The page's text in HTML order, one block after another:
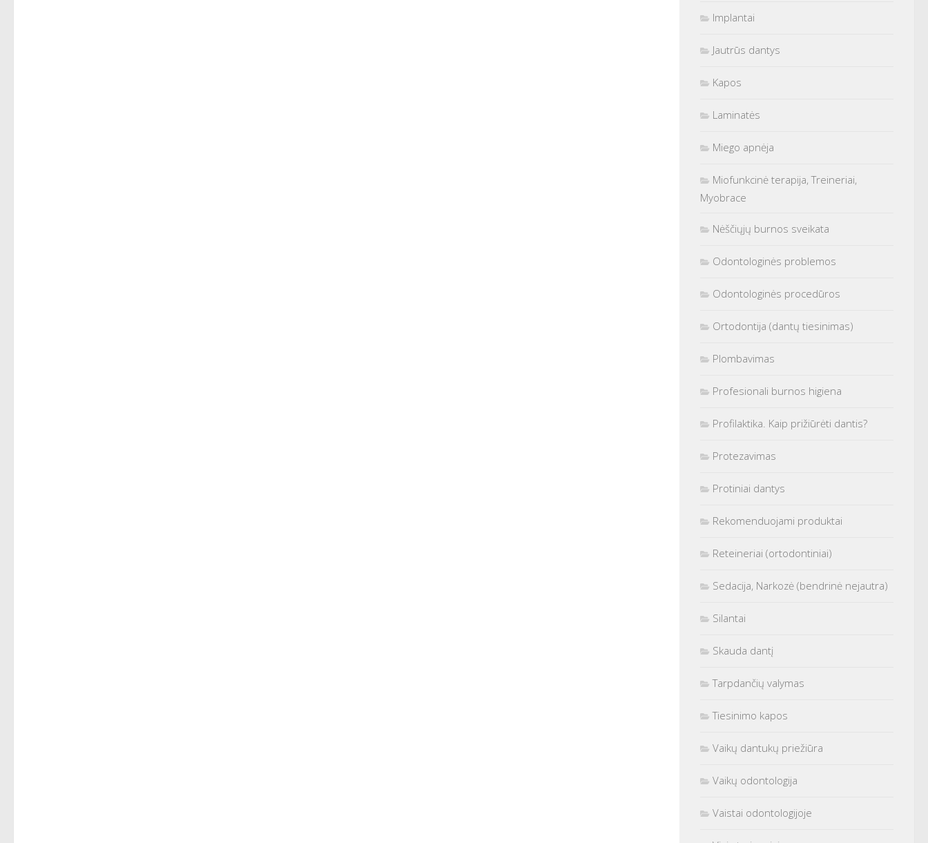
Implantai
Jautrūs dantys
Kapos
Laminatės
Miego apnėja
Miofunkcinė terapija, Treineriai,
Myobrace
Nėščiųjų burnos sveikata
Odontologinės problemos
Odontologinės procedūros
Ortodontija (dantų tiesinimas)
Plombavimas
Profesionali burnos higiena
Profilaktika. Kaip prižiūrėti dantis?
Protezavimas
Protiniai dantys
Rekomenduojami produktai
Reteineriai (ortodontiniai)
Sedacija, Narkozė (bendrinė nejautra)
Silantai
Skauda dantį
Tarpdančių valymas
Tiesinimo kapos
Vaikų dantukų priežiūra
Vaikų odontologija
Vaistai odontologijoje